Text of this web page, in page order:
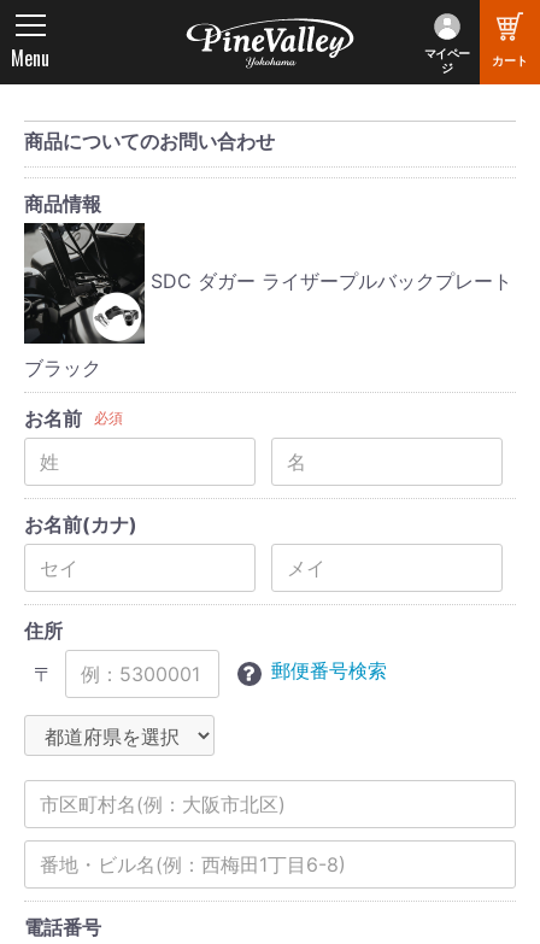
マイペー
ジ
カート
Menu
商品についてのお問い合わせ
商品情報
SDC ダガー ライザープルバックプレート
ブラック
お名前 必須
お名前(カナ)
住所
〒
郵便番号検索
電話番号